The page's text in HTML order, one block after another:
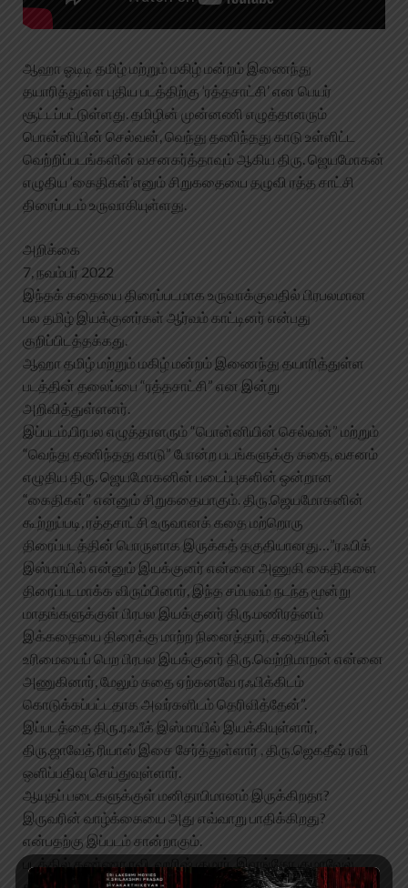
ஆஹா ஓடிடி தமிழ் மற்றும் மகிழ் மன்றம் இணைந்து
தயாரித்துள்ள புதிய படத்திற்கு ‘ரத்தசாட்சி’ என பெயர்
சூட்டப்பட்டுள்ளது. தமிழின் முன்னணி எழுத்தாளரும்
பொன்னியின் செல்வன், வெந்து தணிந்தது காடு உள்ளிட்ட
வெற்றிப்படங்களின் வசனகர்த்தாவும் ஆகிய திரு. ஜெயமோகன்
எழுதிய ‘கைதிகள்’எனும் சிறுகதையை தழுவி ரத்த சாட்சி
திரைப்படம் உருவாகியுள்ளது.
அறிக்கை
7, நவம்பர் 2022
இந்தக் கதையை திரைப்படமாக உருவாக்குவதில் பிரபலமான
பல தமிழ் இயக்குனர்கள் ஆர்வம் காட்டினர் என்பது
குறிப்பிடத்தக்கது.
ஆஹா தமிழ் மற்றும் மகிழ் மன்றம் இணைந்து தயாரித்துள்ள
படத்தின் தலைப்பை “ரத்தசாட்சி” என இன்று
அறிவித்துள்ளனர்.
இப்படம்,பிரபல எழுத்தாளரும் “பொன்னியின் செல்வன்” மற்றும்
“வெந்து தணிந்தது காடு” போன்ற படங்களுக்கு கதை, வசனம்
எழுதிய திரு. ஜெயமோகனின் படைப்புகளின் ஒன்றான
“கைதிகள்” என்னும் சிறுகதையாகும். திரு.ஜெயமோகனின்
கூற்றுப்படி, ரத்தசாட்சி உருவானக் கதை மற்றொரு
திரைப்படத்தின் பொருளாக இருக்கத் தகுதியானது…”ரஃபிக்
இஸ்மாயில் என்னும் இயக்குனர் என்னை அணுகி கைதிகளை
திரைப்படமாக்க விரும்பினார், இந்த சம்பவம் நடந்த மூன்று
மாதங்களுக்குள் பிரபல இயக்குனர் திரு.மணிரத்னம்
இக்கதையை திரைக்கு மாற்ற நினைத்தார், கதையின்
உரிமையைப் பெற பிரபல இயக்குனர் திரு.வெற்றிமாறன் என்னை
அணுகினார், மேலும் கதை ஏற்கனவே ரஃபிக்கிடம்
கொடுக்கப்பட்டதாக அவர்களிடம் தெரிவித்தேன்”.
இப்படத்தை திரு.ரஃபீக் இஸ்மாயில் இயக்கியுள்ளார்,
திரு.ஜாவேத் ரியாஸ் இசை சேர்த்துள்ளார் , திரு.ஜெகதீஷ் ரவி
ஒளிப்பதிவு செய்துவுள்ளார்.
ஆயுதப் படைகளுக்குள் மனிதாபிமானம் இருக்கிறதா?
இருவரின் வாழ்க்கையை அது எவ்வாறு பாதிக்கிறது?
என்பதற்கு இப்படம் சான்றாகும்.
படத்தில் கண்ணா ரவி, ஹரிஷ் குமார், இளங்கோ குமரவேல்,